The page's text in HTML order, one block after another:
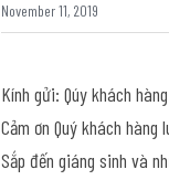
November 11, 2019
Kính gửi: Qúy khách hàng
Cảm ơn Quý khách hàng
Sắp đến giáng sinh và